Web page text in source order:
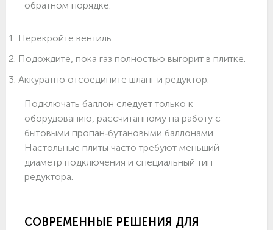
обратном порядке:
Перекройте вентиль.
Подождите, пока газ полностью выгорит в плитке.
Аккуратно отсоедините шланг и редуктор.
Подключать баллон следует только к
оборудованию, рассчитанному на работу с
бытовыми пропан‑бутановыми баллонами.
Настольные плиты часто требуют меньший
диаметр подключения и специальный тип
редуктора.
СОВРЕМЕННЫЕ РЕШЕНИЯ ДЛЯ